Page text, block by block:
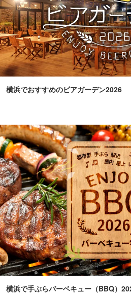
横浜でおすすめのビアガーデン2026
横浜で手ぶらバーベキュー（BBQ）